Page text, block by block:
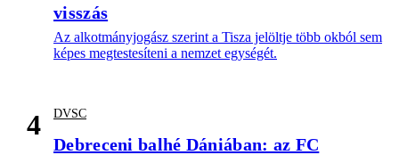
visszás
Az alkotmányjogász szerint a Tisza jelöltje több okból sem
képes megtestesíteni a nemzet egységét.
4 DVSC
Debreceni balhé Dániában: az FC